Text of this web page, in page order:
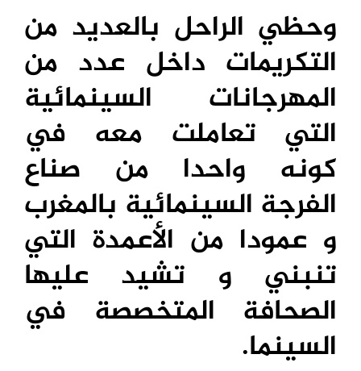
وحظي الراحل بالعديد من
التكريمات داخل عدد من
المهرجانات السينمائية
التي تعاملت معه في
كونه واحدا من صناع
الفرجة السينمائية بالمغرب
و عمودا من الأعمدة التي
تنبني و تشيد عليها
الصحافة المتخصصة في
السينما.